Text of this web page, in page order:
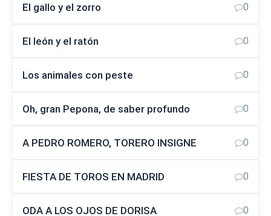
El gallo y el zorro 0
El león y el ratón 0
Los animales con peste 0
Oh, gran Pepona, de saber profundo 0
A PEDRO ROMERO, TORERO INSIGNE 0
FIESTA DE TOROS EN MADRID 0
ODA A LOS OJOS DE DORISA 0